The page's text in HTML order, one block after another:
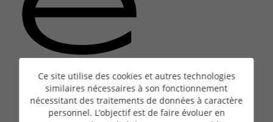
Ce site utilise des cookies et autres technologies
similaires nécessaires à son fonctionnement
nécessitant des traitements de données à caractère
personnel. L’objectif est de faire évoluer en